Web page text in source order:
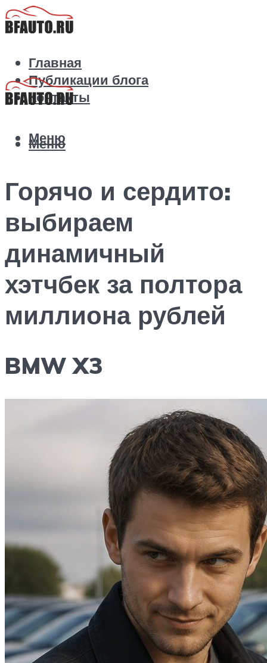
Главная
Публикации блога
Контакты
Меню
Меню
Горячо и сердито:
выбираем
динамичный
хэтчбек за полтора
миллиона рублей
BMW X3